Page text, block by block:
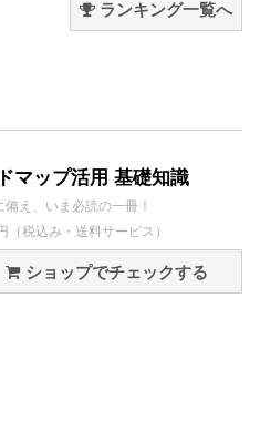
ランキング一覧へ
マップ活用 基礎知識
備え、いま必読の一冊！
（税込み・送料サービス）
ショップでチェックする